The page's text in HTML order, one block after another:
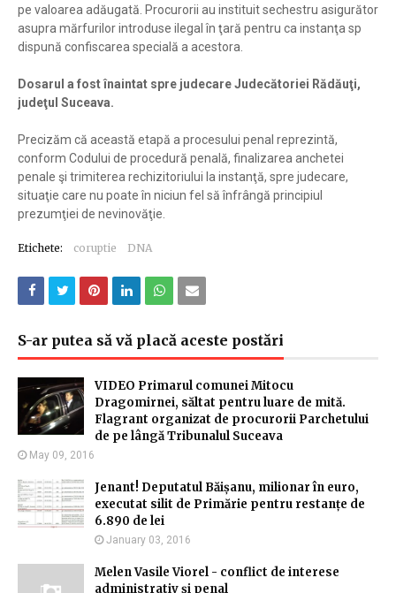
pe valoarea adăugată. Procurorii au instituit sechestru asigurător
asupra mărfurilor introduse ilegal în ţară pentru ca instanţa sp
dispună confiscarea specială a acestora.
Dosarul a fost înaintat spre judecare Judecătoriei Rădăuţi,
judeţul Suceava.
Precizăm că această etapă a procesului penal reprezintă,
conform Codului de procedură penală, finalizarea anchetei
penale şi trimiterea rechizitoriului la instanţă, spre judecare,
situaţie care nu poate în niciun fel să înfrângă principiul
prezumţiei de nevinovăţie.
Etichete: coruptie DNA
S-ar putea să vă placă aceste postări
VIDEO Primarul comunei Mitocu
Dragomirnei, săltat pentru luare de mită.
Flagrant organizat de procurorii Parchetului
de pe lângă Tribunalul Suceava
May 09, 2016
Jenant! Deputatul Băișanu, milionar în euro,
executat silit de Primărie pentru restanțe de
6.890 de lei
January 03, 2016
Melen Vasile Viorel - conflict de interese
administrativ şi penal